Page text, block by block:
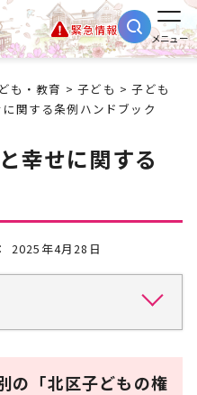
緊急情報
メニュー
も・教育 >子ども >子ども
関する条例ハンドブック
幸せに関する
2025年4月28日
の「北区子どもの権